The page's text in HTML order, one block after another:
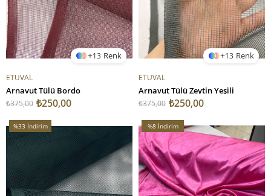
13
ETUVAL
Arnavut Tülü Bordo
₺250,00
₺375,00
13
ETUVAL
Arnavut Tülü Zeytin Yeşili
₺250,00
₺375,00
%33 İndirim
%33İndirim
%8 İndirim
%8İndirim